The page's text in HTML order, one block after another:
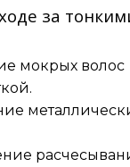
за
мокрых волос